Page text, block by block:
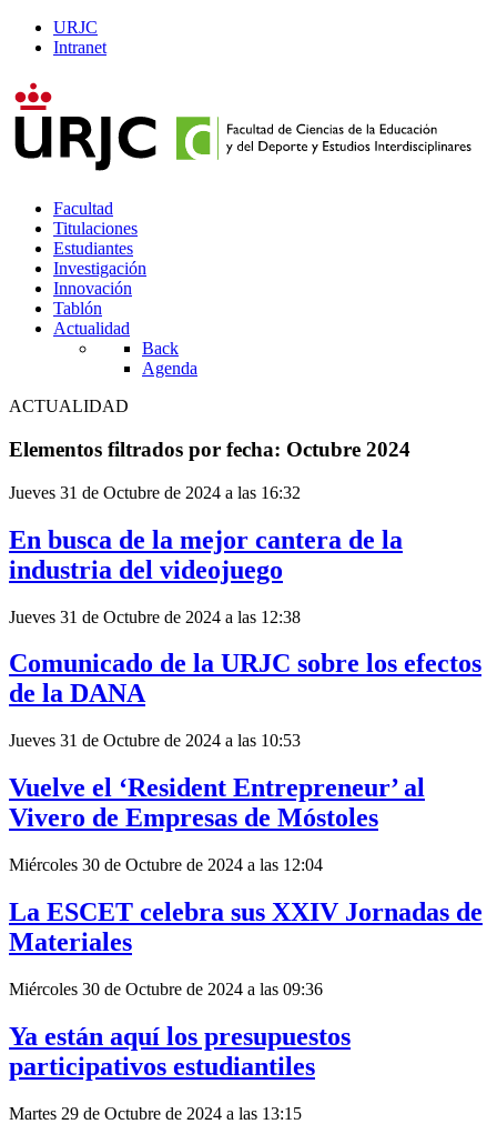
URJC
Intranet
Facultad
Titulaciones
Estudiantes
Investigación
Innovación
Tablón
Actualidad
Back
Agenda
ACTUALIDAD
Elementos filtrados por fecha: Octubre 2024
Jueves 31 de Octubre de 2024 a las 16:32
En busca de la mejor cantera de la
industria del videojuego
Jueves 31 de Octubre de 2024 a las 12:38
Comunicado de la URJC sobre los efectos
de la DANA
Jueves 31 de Octubre de 2024 a las 10:53
Vuelve el ‘Resident Entrepreneur’ al
Vivero de Empresas de Móstoles
Miércoles 30 de Octubre de 2024 a las 12:04
La ESCET celebra sus XXIV Jornadas de
Materiales
Miércoles 30 de Octubre de 2024 a las 09:36
Ya están aquí los presupuestos
participativos estudiantiles
Martes 29 de Octubre de 2024 a las 13:15